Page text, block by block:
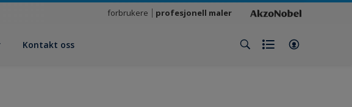
forbrukere profesjonell maler
Kontakt oss